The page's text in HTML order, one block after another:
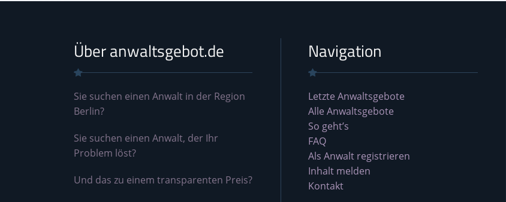
Über anwaltsgebot.de
Sie suchen einen Anwalt in der Region
Berlin?
Sie suchen einen Anwalt, der Ihr
Problem löst?
Und das zu einem transparenten Preis?
Navigation
Letzte Anwaltsgebote
Alle Anwaltsgebote
So geht’s
FAQ
Als Anwalt registrieren
Inhalt melden
Kontakt